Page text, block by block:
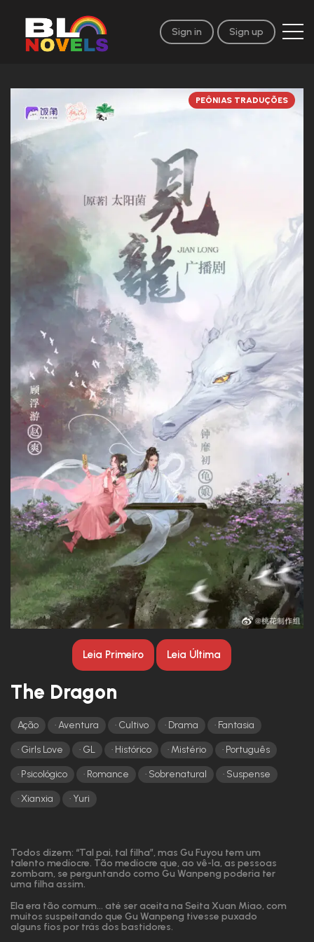
Sign in Sign up
PEÔNIAS TRADUÇÕES
Leia Primeiro Leia Última
The Dragon
Ação Aventura Cultivo Drama Fantasia
Girls Love GL Histórico Mistério Português
Psicológico Romance Sobrenatural Suspense
Xianxia Yuri
Todos dizem: “Tal pai, tal filha”, mas Gu Fuyou tem um
talento medíocre. Tão medíocre que, ao vê-la, as pessoas
zombam, se perguntando como Gu Wanpeng poderia ter
uma filha assim.
Ela era tão comum… até ser aceita na Seita Xuan Miao, com
muitos suspeitando que Gu Wanpeng tivesse puxado
alguns fios por trás dos bastidores.